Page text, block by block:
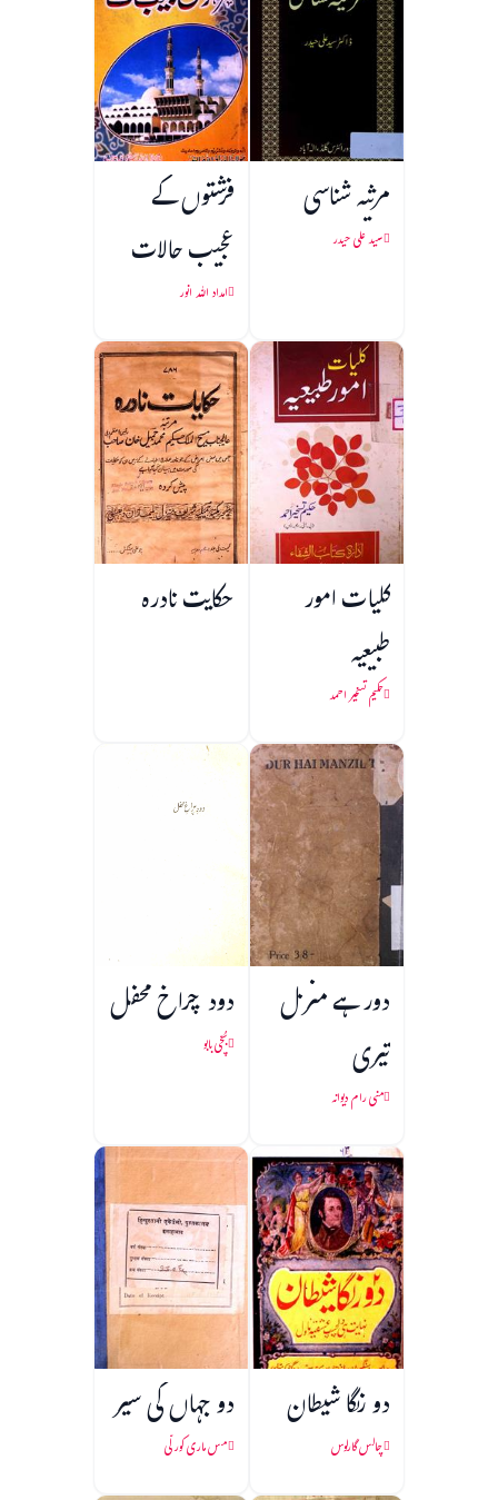
مرثیہ شناسی
سید علی حیدر
فرشتوں کے
عجیب حالات
امداد اللہ انور
کلیات امور
طبیعیہ
حکیم تسخیر احمد
حکایت نادرہ
دور ہے منزل
تیری
منی رام دیوانہ
دود چراخ محفل
بُچّی بابو
دو رنگا شیطان
چالس گارلوس
دو جہاں کی سیر
مس ماری کورلّی